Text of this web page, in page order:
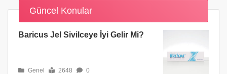
Güncel Konular
Baricus Jel Sivilceye İyi Gelir Mi?
Genel 2648 0